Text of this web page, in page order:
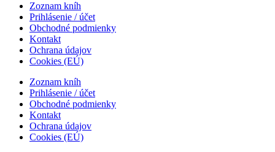
Zoznam kníh
Prihlásenie / účet
Obchodné podmienky
Kontakt
Ochrana údajov
Cookies (EÚ)
Zoznam kníh
Prihlásenie / účet
Obchodné podmienky
Kontakt
Ochrana údajov
Cookies (EÚ)